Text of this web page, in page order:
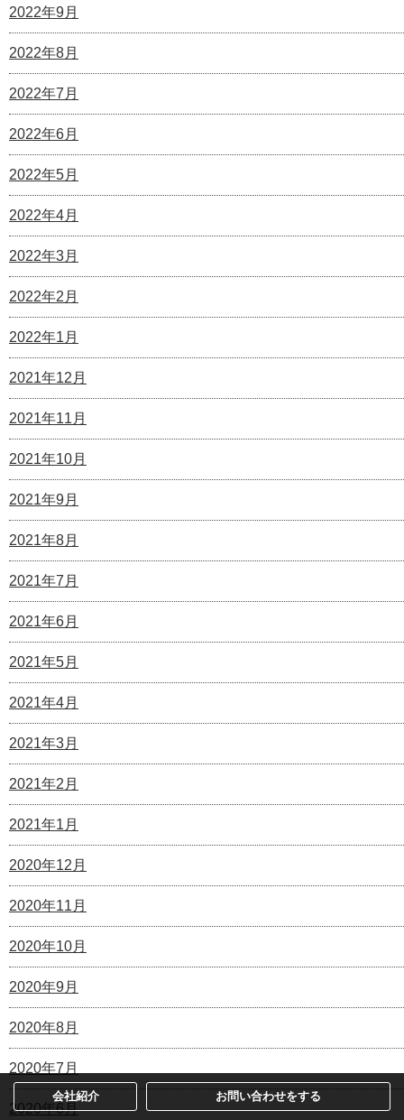
2022年9月
2022年8月
2022年7月
2022年6月
2022年5月
2022年4月
2022年3月
2022年2月
2022年1月
2021年12月
2021年11月
2021年10月
2021年9月
2021年8月
2021年7月
2021年6月
2021年5月
2021年4月
2021年3月
2021年2月
2021年1月
2020年12月
2020年11月
2020年10月
2020年9月
2020年8月
2020年7月
2020年6月
会社紹介 お問い合わせをする